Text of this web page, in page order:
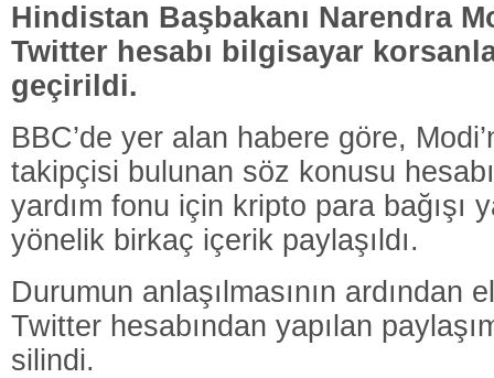
Hindistan Başbakanı Narendra
Twitter hesabı bilgisayar
geçirildi.
BBC’de yer alan habere göre,
takipçisi bulunan söz konusu
yardım fonu için kripto para bağışı
yönelik birkaç içerik paylaşıldı.
Durumun anlaşılmasının ardından
Twitter hesabından yapılan
silindi.